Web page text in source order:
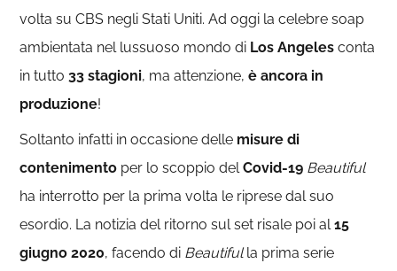
volta su CBS negli Stati Uniti. Ad oggi la celebre soap
ambientata nel lussuoso mondo di Los Angeles conta
in tutto33 stagioni, ma attenzione,è ancora in
produzione!
Soltanto infatti in occasione delle misure di
contenimento per lo scoppio delCovid-19 Beautiful
ha interrotto per la prima volta le riprese dal suo
esordio. La notizia del ritorno sul set risale poi al15
giugno 2020, facendo di Beautifulla prima serie